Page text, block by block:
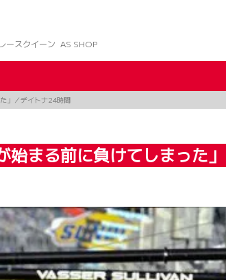
レースクイーン AS SHOP
」／デイトナ24時間
始まる前に負けてしまった